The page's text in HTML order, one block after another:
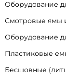
Оборудование
Смотровые ямы
Оборудование
Пластиковые
Бесшовные